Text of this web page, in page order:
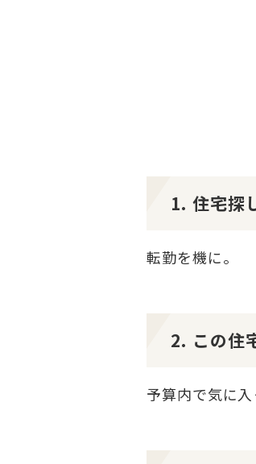
1. 住宅探
転勤を機に。
2. この住
予算内で気に入